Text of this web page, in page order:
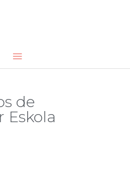
de
Eskola